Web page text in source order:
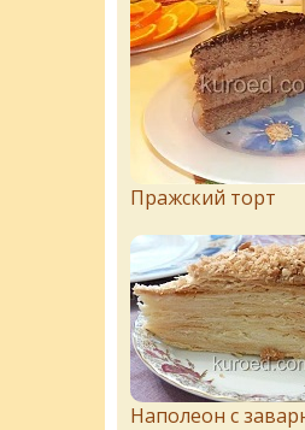
Пражский торт
Наполеон с